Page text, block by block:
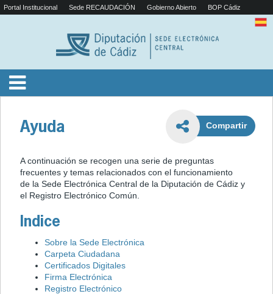
Portal Institucional Sede RECAUDACIÓN Gobierno Abierto BOP Cádiz
Ayuda
A continuación se recogen una serie de preguntas
frecuentes y temas relacionados con el funcionamiento
de la Sede Electrónica Central de la Diputación de Cádiz y
el Registro Electrónico Común.
Indice
Sobre la Sede Electrónica
Carpeta Ciudadana
Certificados Digitales
Firma Electrónica
Registro Electrónico
Compartir